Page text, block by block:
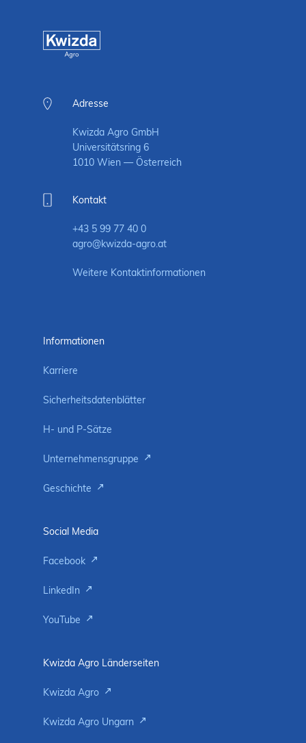
Adresse
Kwizda Agro GmbH
Universitätsring 6
1010 Wien — Österreich
Kontakt
+43 5 99 77 40 0
agro@kwizda-agro.at
Weitere Kontaktinformationen
Informationen
Karriere
Sicherheitsdatenblätter
H- und P-Sätze
Unternehmensgruppe
Geschichte
Social Media
Facebook
LinkedIn
YouTube
Kwizda Agro Länderseiten
Kwizda Agro
Kwizda Agro Ungarn